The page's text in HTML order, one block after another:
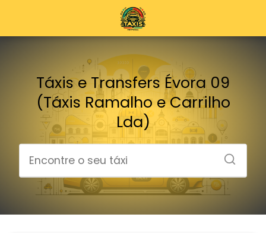
Táxis e Transfers Évora 09
(Táxis Ramalho e Carrilho
Lda)